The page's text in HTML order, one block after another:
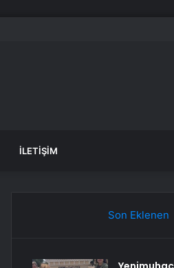
İLETIŞIM
Son Eklenen